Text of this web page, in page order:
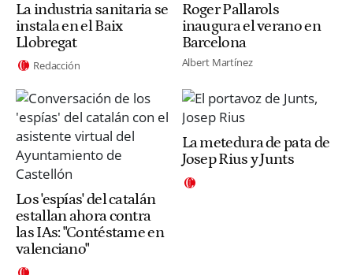
La industria sanitaria se
instala en el Baix
Llobregat
Redacción
Roger Pallarols
inaugura el verano en
Barcelona
Albert Martínez
Los 'espías' del catalán
estallan ahora contra
las IAs: "Contéstame en
valenciano"
La metedura de pata de
Josep Rius y Junts